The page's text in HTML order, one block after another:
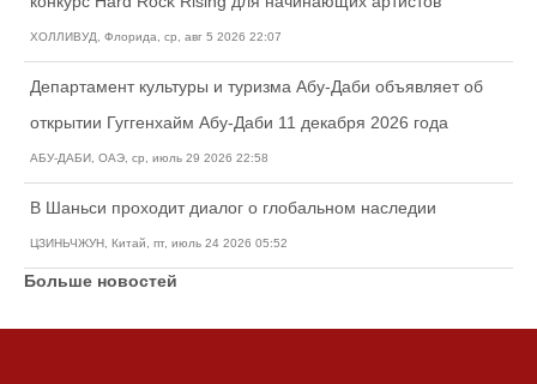
ХОЛЛИВУД, Флорида, ср, авг 5 2026 22:07
Департамент культуры и туризма Абу-Даби объявляет об
открытии Гуггенхайм Абу-Даби 11 декабря 2026 года
АБУ-ДАБИ, ОАЭ, ср, июль 29 2026 22:58
В Шаньси проходит диалог о глобальном наследии
ЦЗИНЬЧЖУН, Китай, пт, июль 24 2026 05:52
Больше новостей